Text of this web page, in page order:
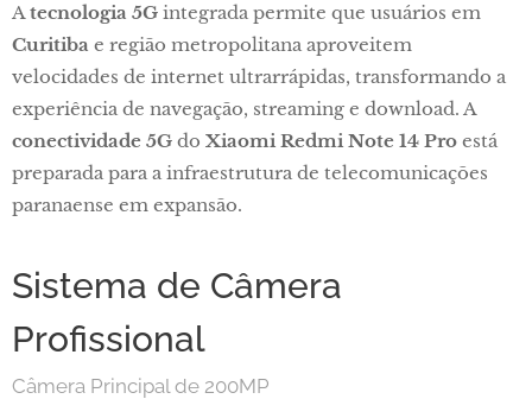
Atecnologia 5G integrada permite que usuários em
Curitiba e região metropolitana aproveitem
velocidades de internet ultrarrápidas, transformando a
experiência de navegação, streaming e download. A
conectividade 5G do Xiaomi Redmi Note 14 Pro está
preparada para a infraestrutura de telecomunicações
paranaense em expansão.
Sistema de Câmera
Profissional
Câmera Principal de 200MP